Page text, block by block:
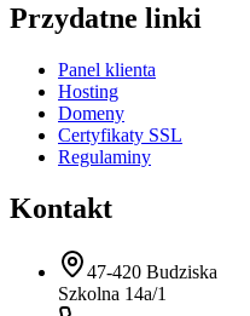
Przydatne linki
Panel klienta
Hosting
Domeny
Certyfikaty SSL
Regulaminy
Kontakt
47-420 Budziska
Szkolna 14a/1